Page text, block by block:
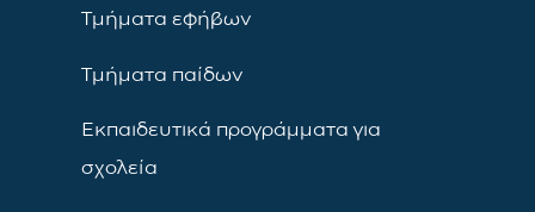
Τμήματα εφήβων
Τμήματα παίδων
Εκπαιδευτικά προγράμματα για
σχολεία